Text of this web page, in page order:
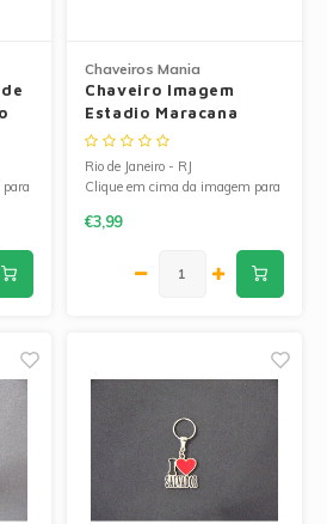
Chaveiros Mania
Chaveiro Imagem
Estadio Maracana
Rio de Janeiro - RJ
Clique em cima da imagem para
€3,99